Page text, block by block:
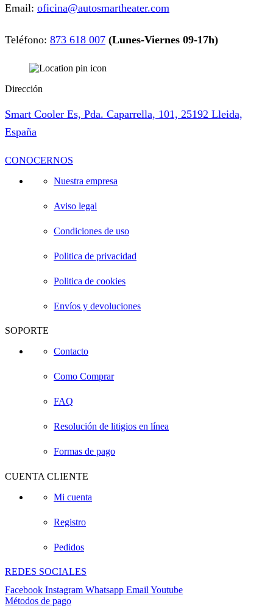
Email: oficina@autosmartheater.com
Teléfono: 873 618 007 (Lunes-Viernes 09-17h)
Dirección
Smart Cooler Es, Pda. Caparrella, 101, 25192 Lleida,
España
CONOCERNOS
Nuestra empresa
Aviso legal
Condiciones de uso
Politica de privacidad
Politica de cookies
Envíos y devoluciones
SOPORTE
Contacto
Como Comprar
FAQ
Resolución de litigios en línea
Formas de pago
CUENTA CLIENTE
Mi cuenta
Registro
Pedidos
REDES SOCIALES
Facebook Instagram Whatsapp Email Youtube
Métodos de pago